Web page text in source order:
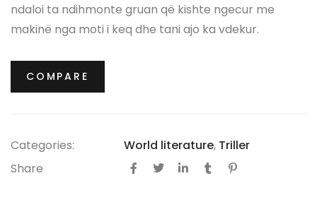
ndaloi ta ndihmonte gruan që kishte ngecur me
makinë nga moti i keq dhe tani ajo ka vdekur.
dhe është e bindur se dikush e vëzhgon gjithë kohën.
E mbytur nga ndjenjat e fajit, ajo fillon të harrojë:
Misteret nuk kanë fund…
COMPARE
Categories: World literature, Triller
Share